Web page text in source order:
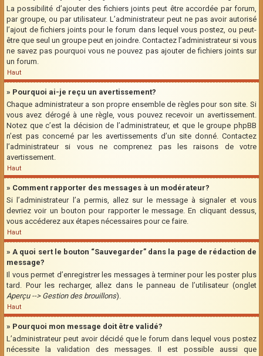
La possibilité d’ajouter des fichiers joints peut être accordée par forum,
par groupe, ou par utilisateur. L’administrateur peut ne pas avoir autorisé
l’ajout de fichiers joints pour le forum dans lequel vous postez, ou peut-
être que seul un groupe peut en joindre. Contactez l’administrateur si vous
ne savez pas pourquoi vous ne pouvez pas ajouter de fichiers joints sur
un forum.
Haut
» Pourquoi ai-je reçu un avertissement?
Chaque administrateur a son propre ensemble de règles pour son site. Si
vous avez dérogé à une règle, vous pouvez recevoir un avertissement.
Notez que c’est la décision de l’administrateur, et que le groupe phpBB
n’est pas concerné par les avertissements d’un site donné. Contactez
l’administrateur si vous ne comprenez pas les raisons de votre
avertissement.
Haut
» Comment rapporter des messages à un modérateur?
Si l’administrateur l’a permis, allez sur le message à signaler et vous
devriez voir un bouton pour rapporter le message. En cliquant dessus,
vous accéderez aux étapes nécessaires pour ce faire.
Haut
» A quoi sert le bouton “Sauvegarder” dans la page de rédaction de
message?
Il vous permet d’enregistrer les messages à terminer pour les poster plus
tard. Pour les recharger, allez dans le panneau de l’utilisateur (onglet
Aperçu --> Gestion des brouillons).
Haut
» Pourquoi mon message doit être validé?
L’administrateur peut avoir décidé que le forum dans lequel vous postez
nécessite la validation des messages. Il est possible aussi que